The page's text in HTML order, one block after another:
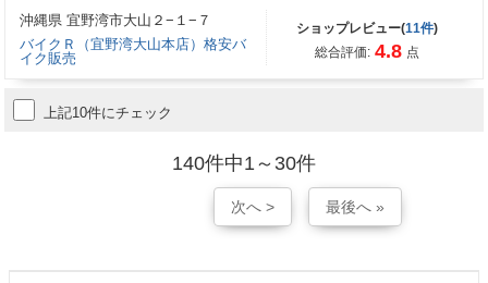
沖縄県 宜野湾市大山２−１−７
バイクＲ（宜野湾大山本店）格安バ
イク販売
ショップレビュー(11件)
総合評価: 4.8 点
上記10件にチェック
140件中1～30件
次へ > 最後へ »